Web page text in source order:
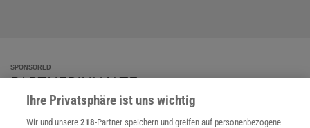
SPONSORED
PARTNERINHALTE
Ihre Privatsphäre ist uns wichtig
Wir und unsere218-Partner speichern und greifen auf personenbezogene